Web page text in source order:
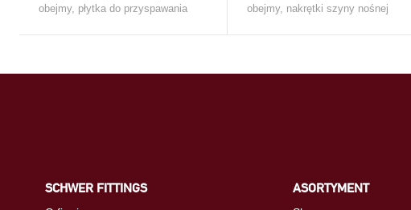
obejmy, płytka do przyspawania
obejmy, nakrętki szyny nośnej
SCHWER FITTINGS ASORTYMENT